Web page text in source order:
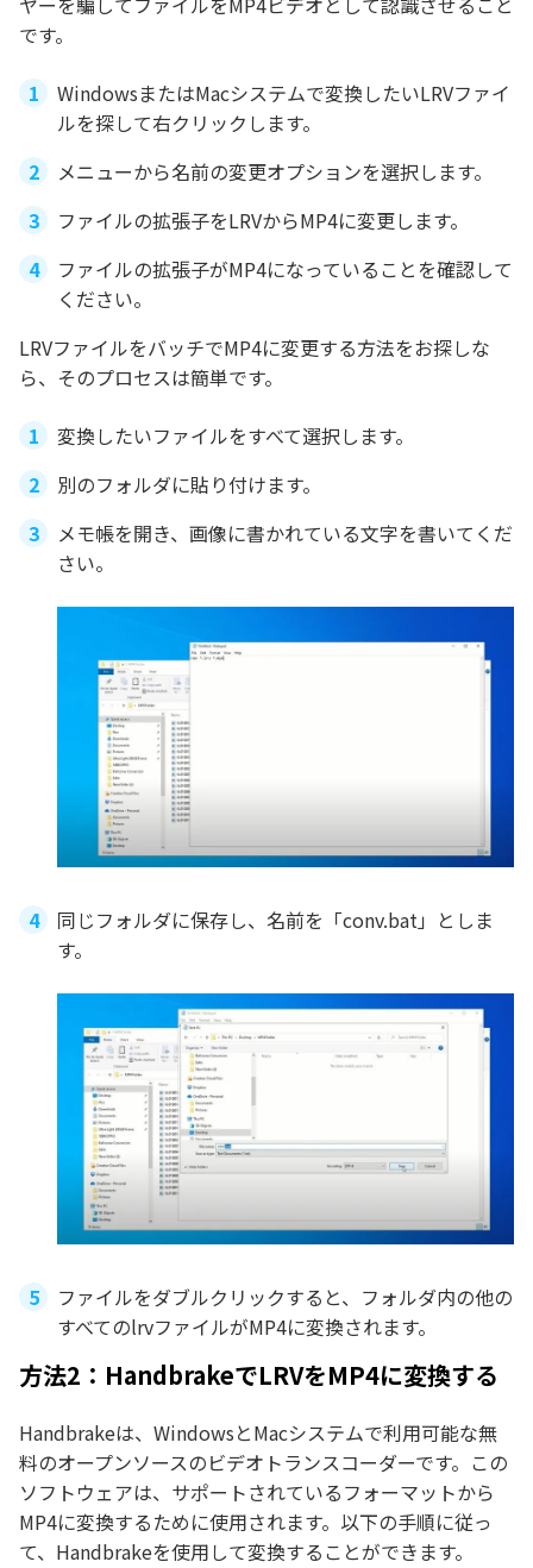
です。
WindowsまたはMacシステムで変換したいLRVファイ
ルを探して右クリックします。
メニューから名前の変更オプションを選択します。
ファイルの拡張子をLRVからMP4に変更します。
ファイルの拡張子がMP4になっていることを確認して
ください。
LRVファイルをバッチでMP4に変更する方法をお探しな
ら、そのプロセスは簡単です。
変換したいファイルをすべて選択します。
別のフォルダに貼り付けます。
メモ帳を開き、画像に書かれている文字を書いてくだ
さい。
同じフォルダに保存し、名前を「conv.bat」としま
す。
ファイルをダブルクリックすると、フォルダ内の他の
すべてのlrvファイルがMP4に変換されます。
方法2：HandbrakeでLRVをMP4に変換する
Handbrakeは、WindowsとMacシステムで利用可能な無
料のオープンソースのビデオトランスコーダーです。この
ソフトウェアは、サポートされているフォーマットから
MP4に変換するために使用されます。以下の手順に従っ
て、Handbrakeを使用して変換することができます。